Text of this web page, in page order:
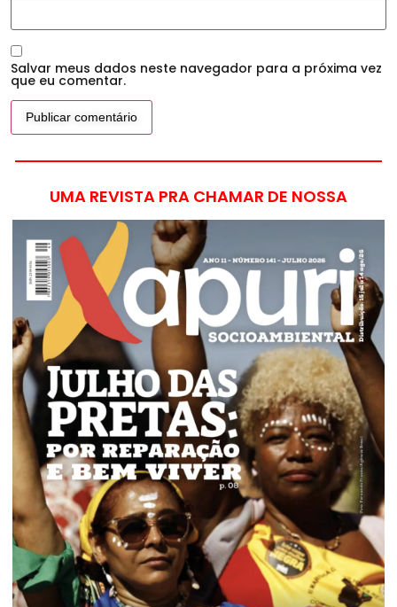
Salvar meus dados neste navegador para a próxima vez
que eu comentar.
UMA REVISTA PRA CHAMAR DE NOSSA